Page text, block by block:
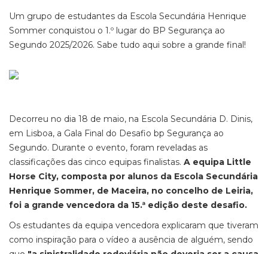
Um grupo de estudantes da Escola Secundária Henrique
Sommer conquistou o 1.º lugar do BP Segurança ao
Segundo 2025/2026. Sabe tudo aqui sobre a grande final!
Decorreu no dia 18 de maio, na Escola Secundária D. Dinis,
em Lisboa, a Gala Final do Desafio bp Segurança ao
Segundo. Durante o evento, foram reveladas as
classificações das cinco equipas finalistas. A equipa Little
Horse City, composta por alunos da Escola Secundária
Henrique Sommer, de Maceira, no concelho de Leiria,
foi a grande vencedora da 15.ª edição deste desafio.
Os estudantes da equipa vencedora explicaram que tiveram
como inspiração para o vídeo a ausência de alguém, sendo